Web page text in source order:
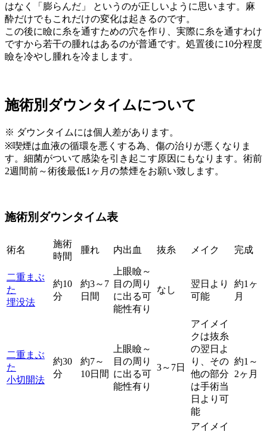
はなく「膨らんだ」 というのが正しいように思います。麻
酔だけでもこれだけの変化は起きるのです。
この後に瞼に糸を通すための穴を作り、実際に糸を通すわけ
ですから若干の腫れはあるのが普通です。処置後に10分程度
瞼を冷やし腫れを冷まします。
施術別ダウンタイムについて
※ ダウンタイムには個人差があります。
※喫煙は血液の循環を悪くする為、傷の治りが悪くなりま
す。細菌がついて感染を引き起こす原因にもなります。術前
2週間前～術後最低1ヶ月の禁煙をお願い致します。
施術別ダウンタイム表
術名
施術
時間
腫れ 内出血 抜糸 メイク 完成
二重まぶ
た
埋没法
約10
分
約3～7
日間
上眼瞼～
目の周り
に出る可
能性有り
なし
翌日より
可能
約1ヶ
月
二重まぶ
た
小切開法
約30
分
約7～
10日間
上眼瞼～
目の周り
に出る可
能性有り
3～7日
アイメイ
クは抜糸
の翌日よ
り、その
他の部分
は手術当
日より可
能
約1～
2ヶ月
アイメイ